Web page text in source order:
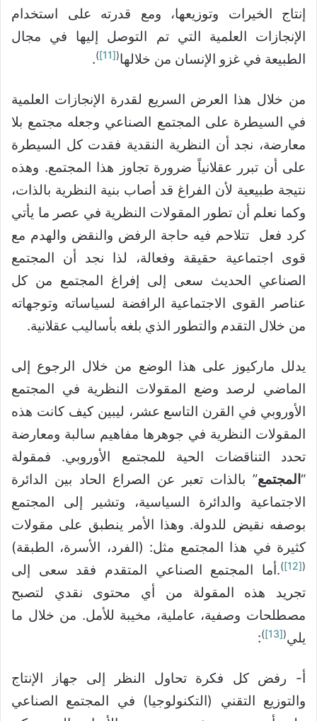
إنتاج الخيرات وتوزيعها، ومع قدرته على استخدام
الإنجازات العلمية التي تم التوصل إليها في مجال
الطبيعة في غزو الإنسان من خلالها(
[11]
)
.
من خلال هذا العرض السريع لقدرة الإنجازات العلمية
في السيطرة على المجتمع الصناعي وجعله مجتمع بلا
معارضة، نجد أن النظرية النقدية فقدت كل السيطرة
على أن تبرر عقلانياً ضرورة تجاوز هذا المجتمع. وهذه
نتيجة طبيعية لأن الفراغ قد أصاب بنية النظرية بالذات،
وكما نعلم أن تطور المقولات النظرية في عصر ما يأتي
كرد فعل تتلاحم فيه حاجة الرفض والنقض والهدم مع
قوى اجتماعية حقيقة وفعالة، لذا نجد أن المجتمع
الصناعي الحديث سعى إلى إفراغ المجتمع من كل
عناصر القوى الاجتماعية الرافضة لسياساته وتوجهاته
من خلال التقدم والتطور الذي بلغه بأساليب عقلانية.
يدلل ماركيوز على هذا الوضع من خلال الرجوع إلى
الماضي لرصد وضع المقولات النظرية في المجتمع
الأوروبي في القرن التاسع عشر، ليبين كيف كانت هذه
المقولات النظرية في جوهرها مفاهيم سالبة ومعارضة
تحدد التناقضات الحية للمجتمع الأوروبي. فمقولة
“ المجتمع” بالذات تعبر عن الصراع الحاد بين الدائرة
الاجتماعية والدائرة السياسية، وتشير إلى المجتمع
بوصفه نقيض للدولة. وهذا الأمر ينطبق على مقولات
كثيرة في هذا المجتمع مثل: (الفرد، الأسرة، الطبقة)
(
[12]
).أما المجتمع الصناعي المتقدم فقد سعى إلى
تجريد هذه المقولة من أي محتوى نقدي لتصبح
مصطلحات وصفية، عاملية، مخيبة للأمل. من خلال ما
يلي(
[13]
)
:
أ- رفض كل فكرة تحاول النظر إلى جهاز الإنتاج
والتوزيع التقني (التكنولوجيا) في المجتمع الصناعي